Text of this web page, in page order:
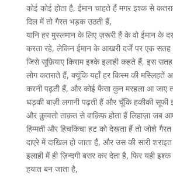
कोई कोई होता है, ईमान चाहते हैं मगर इश्क से
दिल में तो गैरत भड़क उठती हैं,
यानि हर मुस्लमान के लिए ज़रूरी हैं के वो ईमान के
करता रहे, लेकिन ईमान के आखरी दर्जे पर एक सतह
जिसे सूफ़ियाए किराम इश्के इलाही कहते हैं, इस
लोग कतराते हैं, क्यूंकि यहाँ हर किस्म की
करनी पढ़ती हैं, और कोई फैसा कुन मरहला आ जाए
धड़की बाज़ी लगानी पढ़ती हैं और चूँकि हकीकी सूफी
और क़ुव्वतो ताक़त से वाक़िफ़ होता हैं लिहाज़ा जब
हिम्मती और हिचकिचा हट को देखता हैं तो जोशे
दाएरे में दाखिल हो जाता हैं, और उस की सारी
इलाही में ही ज़िन्दगी बसर कर देता है, फिर यही
हयात बन जाता है,